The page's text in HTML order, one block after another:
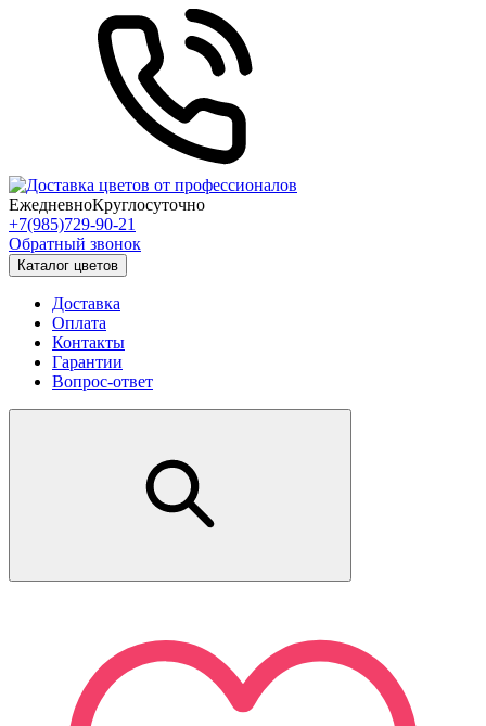
ЕжедневноКруглосуточно
+7(985)729-90-21
Обратный звонок
Каталог цветов
Доставка
Оплата
Контакты
Гарантии
Вопрос-ответ